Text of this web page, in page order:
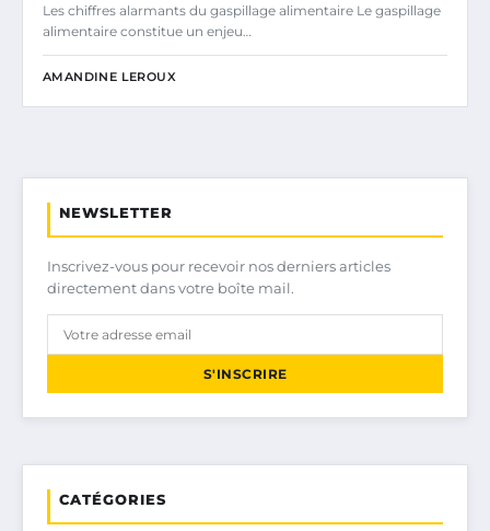
Les chiffres alarmants du gaspillage alimentaire Le gaspillage
alimentaire constitue un enjeu…
AMANDINE LEROUX
NEWSLETTER
Inscrivez-vous pour recevoir nos derniers articles
directement dans votre boîte mail.
S'INSCRIRE
CATÉGORIES